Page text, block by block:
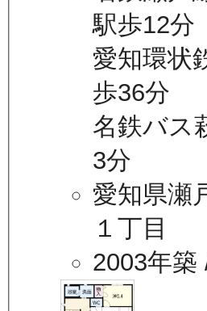
駅歩12分
愛知環状
歩36分
名鉄バス
3分
愛知県瀬
１丁目
2003年築